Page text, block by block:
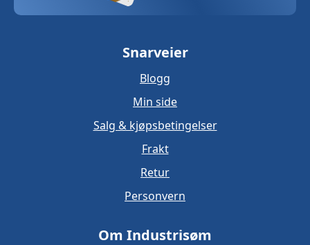
Snarveier
Blogg
Min side
Salg & kjøpsbetingelser
Frakt
Retur
Personvern
Om Industrisøm